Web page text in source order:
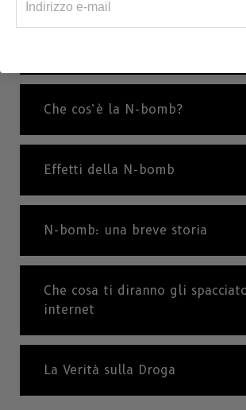
Che cos’è la N-bomb?
Effetti della N-bomb
N-bomb: una breve storia
Che cosa ti diranno gli
internet
La Verità sulla Droga